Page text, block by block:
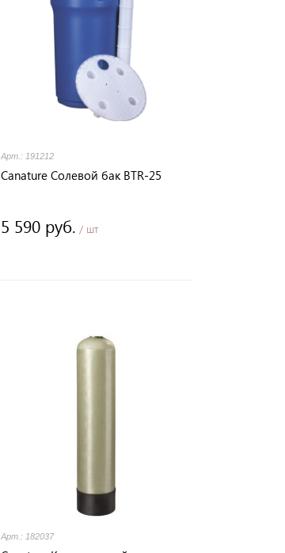
Арт.: 191212
Canature Солевой бак BTR-25
5 590 руб. / шт
Арт.: 182037